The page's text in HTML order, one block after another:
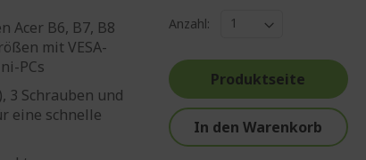
Acer B6, B7, B8
mit VESA-
PCs
3 Schrauben und
eine schnelle
Anzahl:
Produktseite
In den Warenkorb